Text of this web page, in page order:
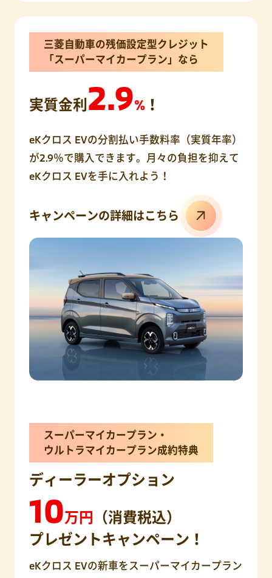
三菱自動車の残価設定型クレジット
「スーパーマイカープラン」なら
実質金利2.9%！
eKクロス EVの分割払い手数料率（実質年率）
が2.9％で購入できます。月々の負担を抑えて
eKクロス EVを手に入れよう！
キャンペーンの詳細はこちら
スーパーマイカープラン・
ウルトラマイカープラン成約特典
ディーラーオプション
10万円 （消費税込）
プレゼントキャンペーン！
eKクロス EVの新車をスーパーマイカープラン